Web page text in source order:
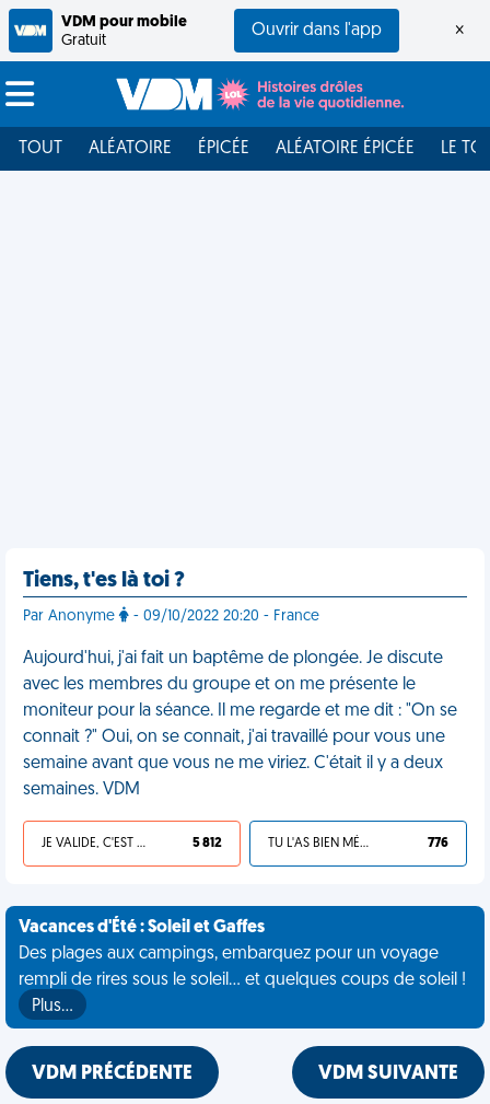
VDM pour mobile
Gratuit
Ouvrir dans l'app ×
TOUT ALÉATOIRE ÉPICÉE ALÉATOIRE ÉPICÉE LE
Tiens, t'es là toi ?
Par Anonyme - 09/10/2022 20:20 - France
Aujourd'hui, j'ai fait un baptême de plongée. Je discute
avec les membres du groupe et on me présente le
moniteur pour la séance. Il me regarde et me dit : "On se
connait ?" Oui, on se connait, j'ai travaillé pour vous une
semaine avant que vous ne me viriez. C'était il y a deux
semaines. VDM
JE VALIDE, C'EST UNE VDM 5 812 TU L'AS BIEN MÉRITÉ 776
Vacances d'Été : Soleil et Gaffes
Des plages aux campings, embarquez pour un voyage
rempli de rires sous le soleil... et quelques coups de soleil !
Plus…
VDM PRÉCÉDENTE VDM SUIVANTE